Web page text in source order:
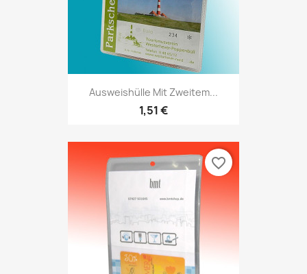
Ausweishülle Mit Zweitem...
1,51 €
favorite_border